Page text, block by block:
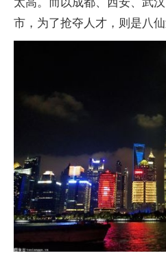
市，为了抢夺人才，则是八仙